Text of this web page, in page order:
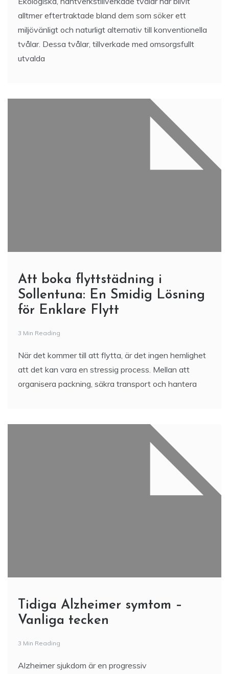
alltmer eftertraktade bland dem som söker ett
miljövänligt och naturligt alternativ till konventionella
tvålar. Dessa tvålar, tillverkade med omsorgsfullt
utvalda
Att boka flyttstädning i
Sollentuna: En Smidig Lösning
för Enklare Flytt
3 Min Reading
När det kommer till att flytta, är det ingen hemlighet
att det kan vara en stressig process. Mellan att
organisera packning, säkra transport och hantera
Tidiga Alzheimer symtom –
Vanliga tecken
3 Min Reading
Alzheimer sjukdom är en progressiv